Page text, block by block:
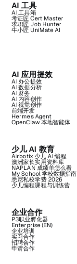
AI 工具
AI 工具箱
考证匠 Cert Master
求职匠 Job Hunter
牛小匠 UniMate AI
AI 应用提效
AI 办公提效
AI 数据分析
AI 财务
AI 内容创作
AI 视觉创作
前端开发
Hermes Agent
OpenClaw 本地智能体
少儿 AI 教育
Airbotix 少儿 AI 编程
澳洲家长实用资料库
NAPLAN 成绩单怎么看
My School 学校数据指南
悉尼私校学费 2026
少儿编程课程与训练营
企业合作
P3职业孵化器
Enterprise (EN)
企业培训
实习合作
招聘合作
申请合作